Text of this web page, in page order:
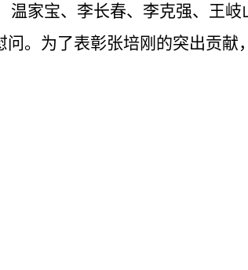
温家宝、李长春、李克强、王岐
。为了表彰张培刚的突出贡献